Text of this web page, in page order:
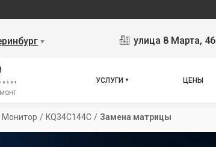
▼ улица 8 Марта, 46
УСЛУГИ ЦЕНЫ
Монитор / KQ34C144C / Замена матрицы